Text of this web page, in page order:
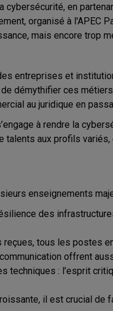
en
organisé à l'APEC
mais encore trop
entreprises et
démythifier ces
au juridique en
à rendre la
aux profils variés,
enseignements
des
tous les postes
offrent
: l’esprit
il est crucial de